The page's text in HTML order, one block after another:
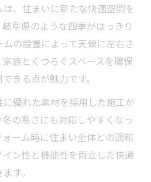
ォームが暮らしにもたらす
ンルームリフォーム活用例
するリフォームサンルーム
ォームで日常がもっと快適
立つサンルーム施工ポイン
、住まいに新たな快適空間を
阜県のような四季がはっきり
の設置によって天候に左右さ
族とくつろぐスペースを確保
きる点が魅力です。
優れた素材を採用した施工が
の寒さにも対応しやすくなっ
ーム時に住まい全体との調和
ン性と機能性を両立した快適
す。